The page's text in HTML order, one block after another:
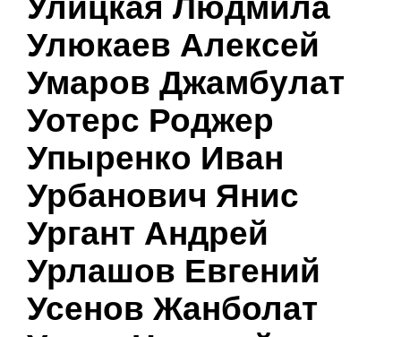
Улицкая Людмила
Улюкаев Алексей
Умаров Джамбулат
Уотерс Роджер
Упыренко Иван
Урбанович Янис
Ургант Андрей
Урлашов Евгений
Усенов Жанболат